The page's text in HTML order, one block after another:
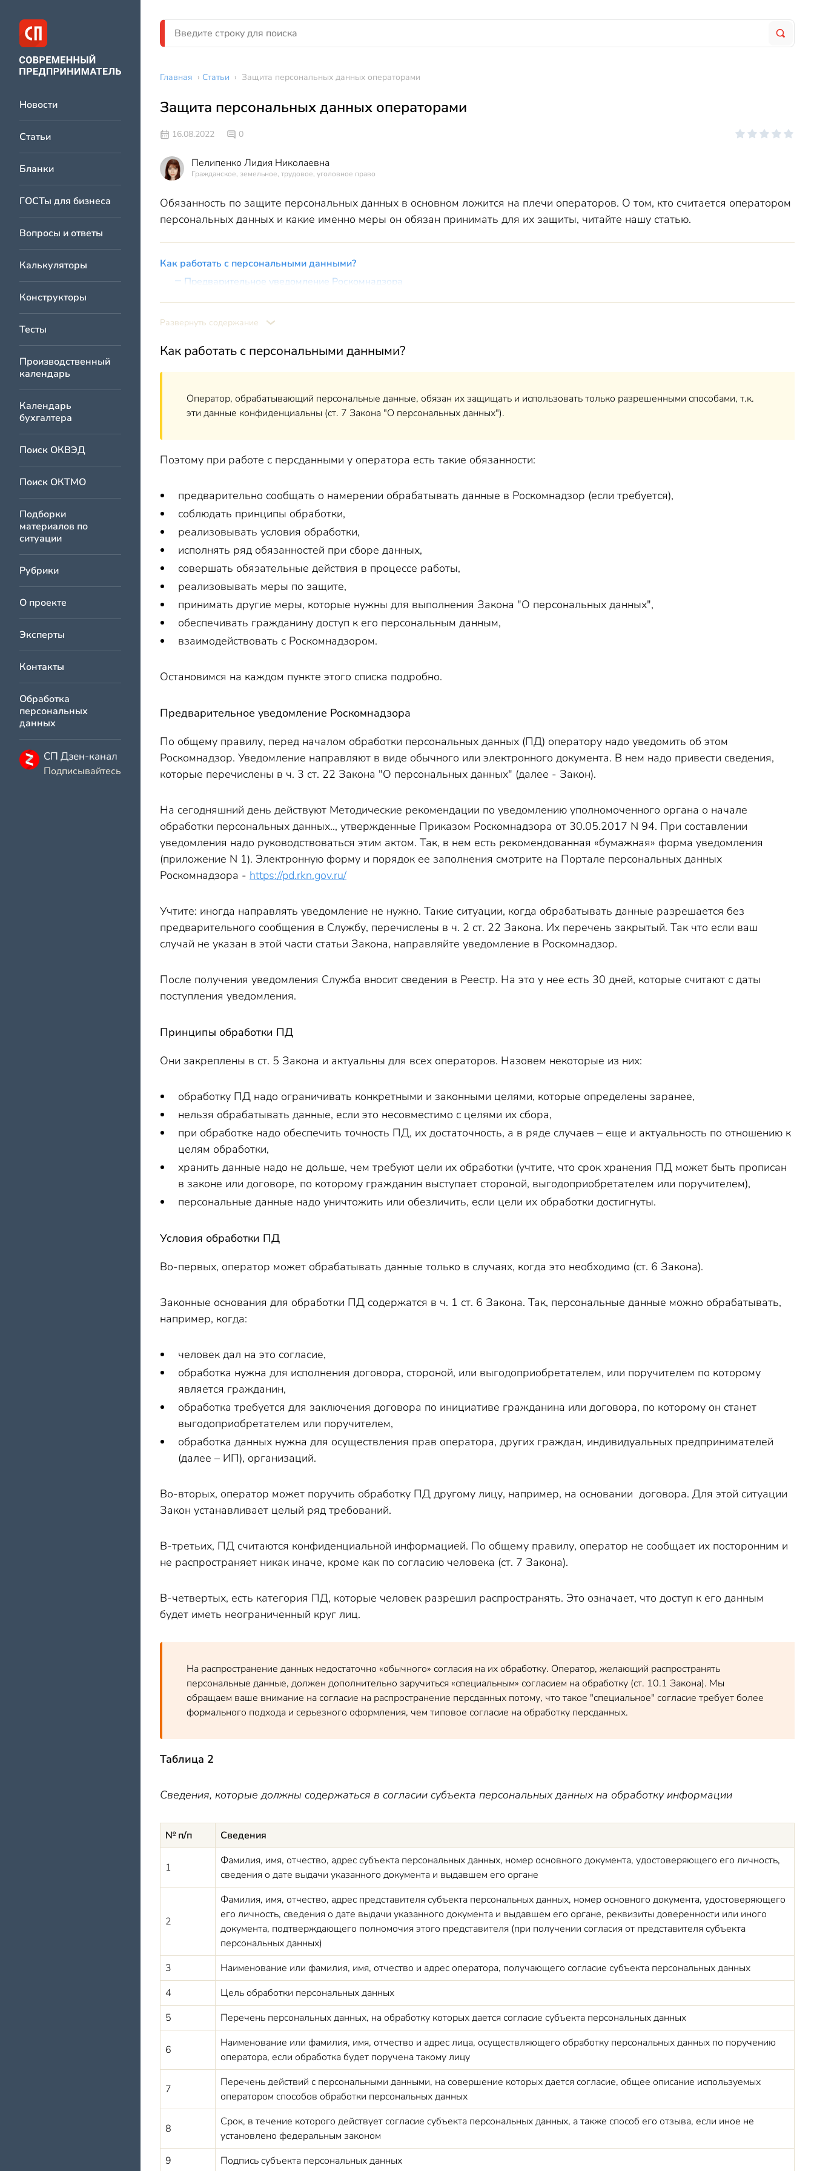
Новости
Статьи
Бланки
ГОСТы для бизнеса
Вопросы и ответы
Калькуляторы
Конструкторы
Тесты
Производственный
календарь
Календарь
бухгалтера
Поиск ОКВЭД
Поиск ОКТМО
Подборки
материалов по
ситуации
Рубрики
О проекте
Эксперты
Контакты
Обработка
персональных
данных
СП Дзен-канал
Подписывайтесь
Главная › Статьи › Защита персональных данных операторами
Защита персональных данных операторами
16.08.2022 0
Пелипенко Лидия Николаевна
Гражданское, земельное, трудовое, уголовное право
Обязанность по защите персональных данных в основном ложится на плечи операторов. О том, кто считается оператором
персональных данных и какие именно меры он обязан принимать для их защиты, читайте нашу статью.
Как работать с персональными данными?
Предварительное уведомление Роскомнадзора
Принципы обработки ПД
Условия обработки ПД
Как получить «специальное» согласие на распространение ПД
Какие обязанности оператор выполняет в процессе работы с ПД?
Что оператор должен делать для защиты персональных данных?
Как обеспечить гражданину доступ к его данным?
Какая ответственность существует за нарушение правил работы с ПД?
Административный штраф за персональные данные
Возмещение убытков и морального вреда из-за разглашения персональных данных
Материальная ответственность сотрудника, разгласившего персональные данные
Уголовная ответственность за нарушения в сфере персональных данных
Когда получать согласие необязательно?
Таблица 3
Исполнение договора
Заказ товаров онлайн
Арбитражные споры
Миграционные службы
Антимонопольные службы
Адвокатский запрос
Персональные данные: как используют судебные приставы?
Развернуть содержание
Как работать с персональными данными?
Оператор, обрабатывающий персональные данные, обязан их защищать и использовать только разрешенными способами, т.к.
эти данные конфиденциальны (ст. 7 Закона "О персональных данных").
Поэтому при работе с персданными у оператора есть такие обязанности:
предварительно сообщать о намерении обрабатывать данные в Роскомнадзор (если требуется),
соблюдать принципы обработки,
реализовывать условия обработки,
исполнять ряд обязанностей при сборе данных,
совершать обязательные действия в процессе работы,
реализовывать меры по защите,
принимать другие меры, которые нужны для выполнения Закона "О персональных данных",
обеспечивать гражданину доступ к его персональным данным,
взаимодействовать с Роскомнадзором.
Остановимся на каждом пункте этого списка подробно.
Предварительное уведомление Роскомнадзора
По общему правилу, перед началом обработки персональных данных (ПД) оператору надо уведомить об этом
Роскомнадзор. Уведомление направляют в виде обычного или электронного документа. В нем надо привести сведения,
которые перечислены в ч. 3 ст. 22 Закона "О персональных данных" (далее - Закон).
На сегодняшний день действуют Методические рекомендации по уведомлению уполномоченного органа о начале
обработки персональных данных.., утвержденные Приказом Роскомнадзора от 30.05.2017 N 94. При составлении
уведомления надо руководствоваться этим актом. Так, в нем есть рекомендованная «бумажная» форма уведомления
(приложение N 1). Электронную форму и порядок ее заполнения смотрите на Портале персональных данных
Роскомнадзора - https://pd.rkn.gov.ru/
Учтите: иногда направлять уведомление не нужно. Такие ситуации, когда обрабатывать данные разрешается без
предварительного сообщения в Службу, перечислены в ч. 2 ст. 22 Закона. Их перечень закрытый. Так что если ваш
случай не указан в этой части статьи Закона, направляйте уведомление в Роскомнадзор.
После получения уведомления Служба вносит сведения в Реестр. На это у нее есть 30 дней, которые считают с даты
поступления уведомления.
Принципы обработки ПД
Они закреплены в ст. 5 Закона и актуальны для всех операторов. Назовем некоторые из них:
обработку ПД надо ограничивать конкретными и законными целями, которые определены заранее,
нельзя обрабатывать данные, если это несовместимо с целями их сбора,
при обработке надо обеспечить точность ПД, их достаточность, а в ряде случаев – еще и актуальность по отношению к
целям обработки,
хранить данные надо не дольше, чем требуют цели их обработки (учтите, что срок хранения ПД может быть прописан
в законе или договоре, по которому гражданин выступает стороной, выгодоприобретателем или поручителем),
персональные данные надо уничтожить или обезличить, если цели их обработки достигнуты.
Условия обработки ПД
Во-первых, оператор может обрабатывать данные только в случаях, когда это необходимо (ст. 6 Закона).
Законные основания для обработки ПД содержатся в ч. 1 ст. 6 Закона. Так, персональные данные можно обрабатывать,
например, когда:
человек дал на это согласие,
обработка нужна для исполнения договора, стороной, или выгодоприобретателем, или поручителем по которому
является гражданин,
обработка требуется для заключения договора по инициативе гражданина или договора, по которому он станет
выгодоприобретателем или поручителем,
обработка данных нужна для осуществления прав оператора, других граждан, индивидуальных предпринимателей
(далее – ИП), организаций.
Во-вторых, оператор может поручить обработку ПД другому лицу, например, на основании договора. Для этой ситуации
Закон устанавливает целый ряд требований.
В-третьих, ПД считаются конфиденциальной информацией. По общему правилу, оператор не сообщает их посторонним и
не распространяет никак иначе, кроме как по согласию человека (ст. 7 Закона).
В-четвертых, есть категория ПД, которые человек разрешил распространять. Это означает, что доступ к его данным
будет иметь неограниченный круг лиц.
На распространение данных недостаточно «обычного» согласия на их обработку. Оператор, желающий распространять
персональные данные, должен дополнительно заручиться «специальным» согласием на обработку (ст. 10.1 Закона). Мы
обращаем ваше внимание на согласие на распространение персданных потому, что такое "специальное" согласие требует более
формального подхода и серьезного оформления, чем типовое согласие на обработку персданных.
Таблица 2
Сведения, которые должны содержаться в согласии субъекта персональных данных на обработку информации
№ п/п Сведения
1
Фамилия, имя, отчество, адрес субъекта персональных данных, номер основного документа, удостоверяющего его личность,
сведения о дате выдачи указанного документа и выдавшем его органе
2
Фамилия, имя, отчество, адрес представителя субъекта персональных данных, номер основного документа, удостоверяющего
его личность, сведения о дате выдачи указанного документа и выдавшем его органе, реквизиты доверенности или иного
документа, подтверждающего полномочия этого представителя (при получении согласия от представителя субъекта
персональных данных)
3
Наименование или фамилия, имя, отчество и адрес оператора, получающего согласие субъекта персональных данных
4
Цель обработки персональных данных
5
Перечень персональных данных, на обработку которых дается согласие субъекта персональных данных
6
Наименование или фамилия, имя, отчество и адрес лица, осуществляющего обработку персональных данных по поручению
оператора, если обработка будет поручена такому лицу
7
Перечень действий с персональными данными, на совершение которых дается согласие, общее описание используемых
оператором способов обработки персональных данных
8
Срок, в течение которого действует согласие субъекта персональных данных, а также способ его отзыва, если иное не
установлено федеральным законом
9
Подпись субъекта персональных данных